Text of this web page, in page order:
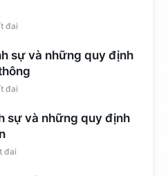
đai
sự và những quy định
đai
sự và những quy định
đai